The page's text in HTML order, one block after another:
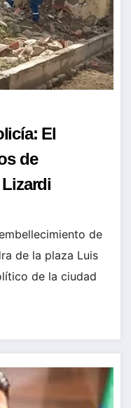
El
de
de
de la plaza Luis
de la ciudad